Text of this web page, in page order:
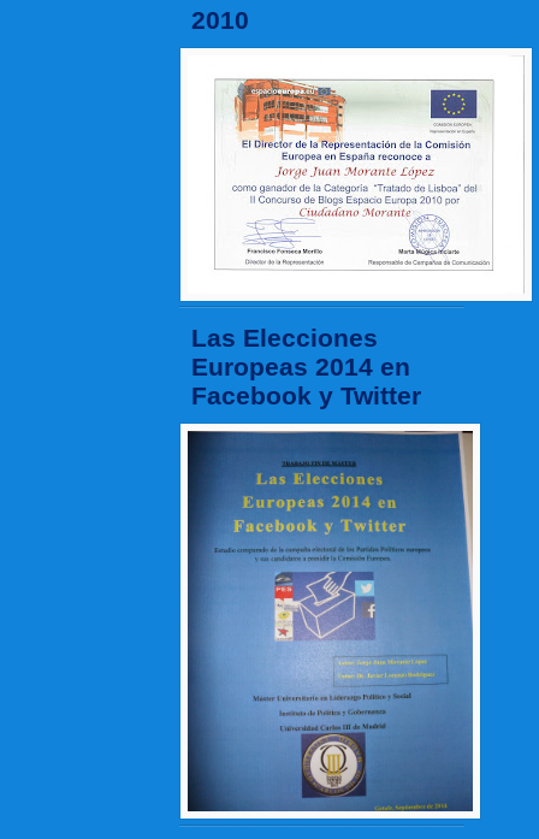
2010
Las Elecciones
Europeas 2014 en
Facebook y Twitter